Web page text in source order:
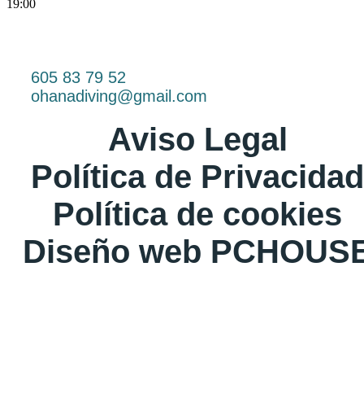
19:00
605 83 79 52
ohanadiving@gmail.com
Aviso Legal
Política de Privacidad
Política de cookies
Diseño web